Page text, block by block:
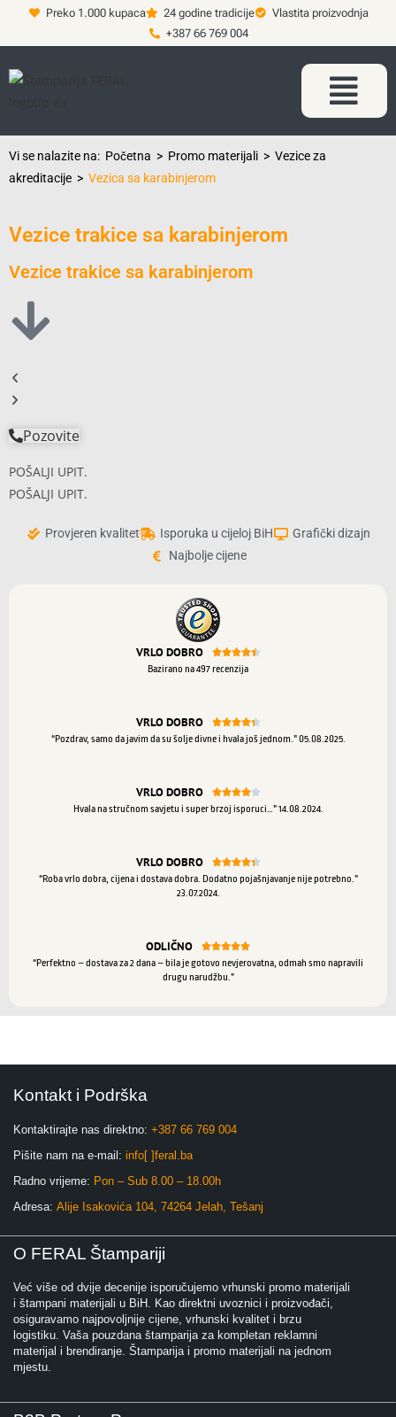
Preko 1.000 kupaca 24 godine tradicije
Vlastita proizvodnja
+387 66 769 004
Vi se nalazite na: Početna > Promo materijali > Vezice za
akreditacije > Vezica sa karabinjerom
Vezice trakice sa karabinjerom
Vezice trakice sa karabinjerom
Pozovite
POŠALJI UPIT.
POŠALJI UPIT.
Provjeren kvalitet Isporuka u cijeloj BiH
Grafički dizajn
Najbolje cijene
VRLO DOBRO 
Bazirano na 497 recenzija
VRLO DOBRO 
“Pozdrav, samo da javim da su šolje divne i hvala još jednom.” 05.08.2025.
VRLO DOBRO 
Hvala na stručnom savjetu i super brzoj isporuci…” 14.08.2024.
VRLO DOBRO 
“Roba vrlo dobra, cijena i dostava dobra. Dodatno pojašnjavanje nije potrebno.”
23.07.2024.
ODLIČNO 
“Perfektno – dostava za 2 dana – bila je gotovo nevjerovatna, odmah smo napravili
drugu narudžbu.”
Kontakt i Podrška
Kontaktirajte nas direktno: +387 66 769 004
Pišite nam na e-mail: info[ ]feral.ba
Radno vrijeme: Pon – Sub 8.00 – 18.00h
Adresa: Alije Isakovića 104, 74264 Jelah, Tešanj
O FERAL Štampariji
Već više od dvije decenije isporučujemo vrhunski promo materijali
i štampani materijali u BiH. Kao direktni uvoznici i proizvođači,
osiguravamo najpovoljnije cijene, vrhunski kvalitet i brzu
logistiku. Vaša pouzdana štamparija za kompletan reklamni
materijal i brendiranje. Štamparija i promo materijali na jednom
mjestu.